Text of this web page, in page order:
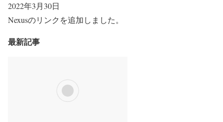
2022年3月30日
Nexusのリンクを追加しました。
最新記事